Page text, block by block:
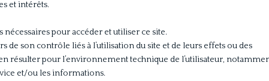
et intérêts.
pour accéder et utiliser ce site.
de son contrôle liés à l’utilisation du site et de leurs effets ou des
pour l’environnement technique de l’utilisateur,
et/ou les informations.